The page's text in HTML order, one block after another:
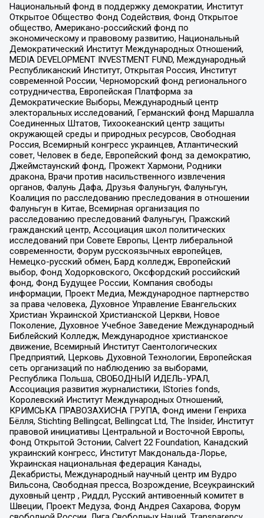
Национальный фонд в поддержку демократии, Институт
Открытое Общество Фонд Содействия, Фонд Открытое
общество, Американо-российский фонд по
экономическому и правовому развитию, Национальный
Демократический Институт Международных Отношений,
MEDIA DEVELOPMENT INVESTMENT FUND, Международный
Республиканский Институт, Открытая Россия, Институт
современной России, Черноморский фонд регионального
сотрудничества, Европейская Платформа за
Демократические Выборы, Международный центр
электоральных исследований, Германский фонд Маршалла
Соединенных Штатов, Тихоокеанский центр защиты
окружающей среды и природных ресурсов, Свободная
Россия, Всемирный конгресс украинцев, Атлантический
совет, Человек в беде, Европейский фонд за демократию,
Джеймстаунский фонд, Прожект Хармони, Родники
дракона, Врачи против насильственного извлечения
органов, Фалунь Дафа, Друзья Фалуньгун, Фалуньгун,
Коалиция по расследованию преследования в отношении
Фалуньгун в Китае, Всемирная организация по
расследованию преследований Фалуньгун, Пражский
гражданский центр, Ассоциация школ политических
исследований при Совете Европы, Центр либеральной
современности, Форум русскоязычных европейцев,
Немецко-русский обмен, Бард колледж, Европейский
выбор, Фонд Ходорковского, Оксфордский российский
фонд, Фонд Будущее России, Компания свободы
информации, Проект Медиа, Международное партнерство
за права человека, Духовное Управление Евангельских
Христиан Украинской Христианской Церкви, Новое
Поколение, Духовное Учебное Заведение Международный
Библейский Колледж, Международное христианское
движение, Всемирный Институт Саентологических
Предприятий, Церковь Духовной Технологии, Европейская
сеть организаций по наблюдению за выборами,
Республика Польша, СВОБОДНЫЙ ИДЕЛЬ-УРАЛ,
Ассоциация развития журналистики, IStories fonds,
Королевский Институт Международных Отношений,
КРИМСЬКА ПРАВОЗАХИСНА ГРУПА, Фонд имени Генриха
Бёлля, Stichting Bellingcat, Bellingcat Ltd, The Insider, Институт
правовой инициативы Центральной и Восточной Европы,
Фонд Открытой Эстонии, Calvert 22 Foundation, Канадский
украинский конгресс, Институт Макдональда-Лорье,
Украинская национальная федерация Канады,
Декабристы, Международный научный центр им Вудро
Вильсона, Свободная пресса, Возрождение, Всеукраинский
духовный центр , Риддл, Русский антивоенный комитет в
Швеции, Проект Медуза, Фонд Андрея Сахарова, Форум